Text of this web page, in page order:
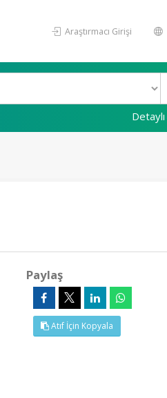
Araştırmacı Girişi
Paylaş
Atıf İçin Kopyala